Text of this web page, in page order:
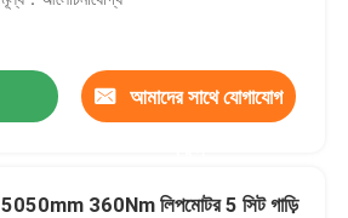
আমাদের সাথে যোগাযোগ
5050mm 360Nm লিপমোটর 5 সিট গাড়ি